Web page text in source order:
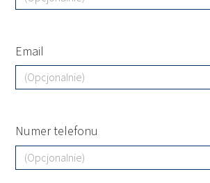
Email
Numer telefonu